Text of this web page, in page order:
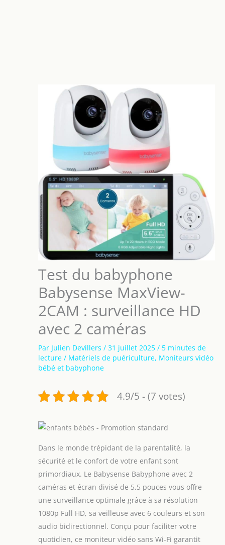
Test du babyphone
Babysense MaxView-
2CAM : surveillance HD
avec 2 caméras
Par Julien Devillers / 31 juillet 2025 / 5 minutes de
lecture / Matériels de puériculture, Moniteurs vidéo
bébé et babyphone
4.9/5 - (7 votes)
Dans le monde trépidant de la parentalité, la
sécurité et le confort de votre enfant sont
primordiaux. Le Babysense Babyphone avec 2
caméras et écran divisé de 5,5 pouces vous offre
une surveillance optimale grâce à sa résolution
1080p Full HD, sa veilleuse avec 6 couleurs et son
audio bidirectionnel. Conçu pour faciliter votre
quotidien, ce moniteur vidéo sans Wi-Fi garantit